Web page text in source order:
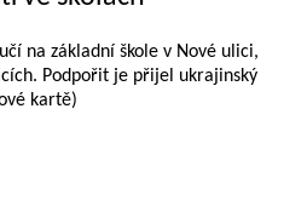
na základní škole v Nové ulici,
Podpořit je přijel ukrajinský
kartě)